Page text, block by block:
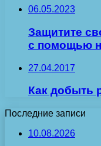
06.05.2023
Защитите
с помощью
27.04.2017
Как добыть
Последние записи
10.08.2026